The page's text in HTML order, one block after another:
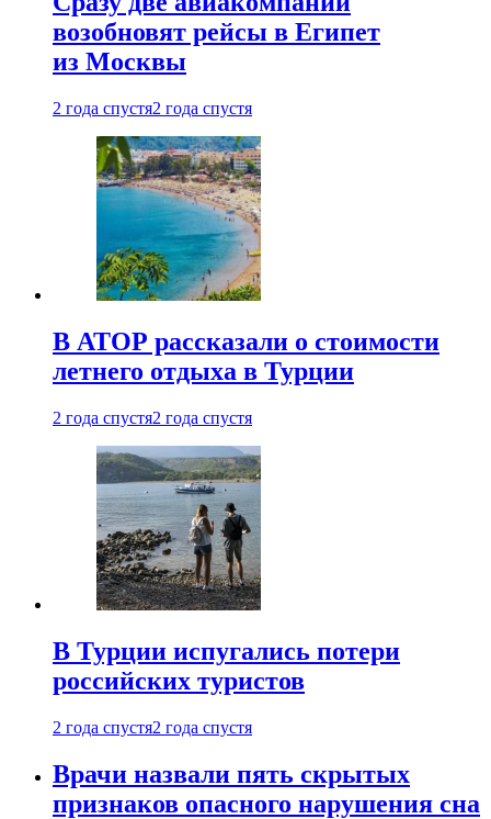
возобновят рейсы в Египет
из Москвы
2 года спустя2 года спустя
В АТОР рассказали о стоимости
летнего отдыха в Турции
2 года спустя2 года спустя
В Турции испугались потери
российских туристов
2 года спустя2 года спустя
Врачи назвали пять скрытых
признаков опасного нарушения сна